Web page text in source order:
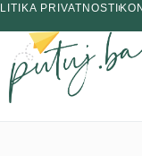
PRIVATNOSTI